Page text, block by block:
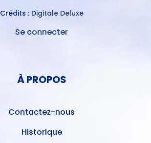
Crédits : Digitale Deluxe
Se connecter
À PROPOS
Contactez-nous
Historique